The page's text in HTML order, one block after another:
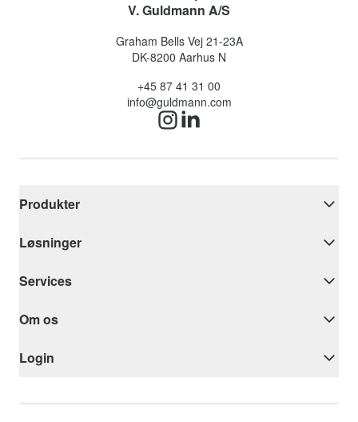
V. Guldmann A/S
Graham Bells Vej 21-23A
DK-8200 Aarhus N
+45 87 41 31 00
info@guldmann.com
Produkter
Løsninger
Services
Om os
Login